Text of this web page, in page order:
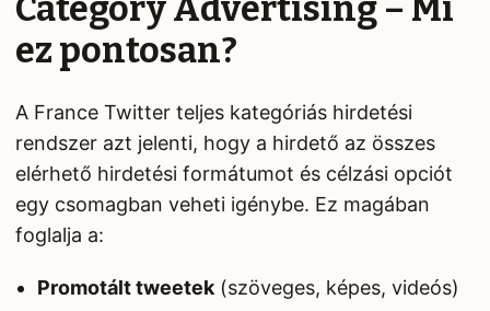
Category Advertising – Mi
ez pontosan?
A France Twitter teljes kategóriás hirdetési
rendszer azt jelenti, hogy a hirdető az összes
elérhető hirdetési formátumot és célzási opciót
egy csomagban veheti igénybe. Ez magában
foglalja a:
Promotált tweetek(szöveges, képes, videós)